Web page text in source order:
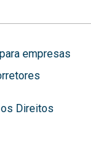
empresas
os Direitos